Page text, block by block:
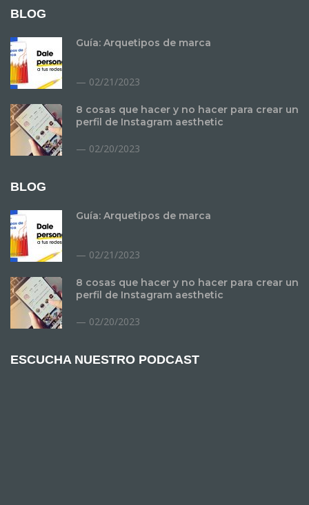
BLOG
Guía: Arquetipos de marca
02/21/2023
8 cosas que hacer y no hacer para crear un
perfil de Instagram aesthetic
02/20/2023
BLOG
Guía: Arquetipos de marca
02/21/2023
8 cosas que hacer y no hacer para crear un
perfil de Instagram aesthetic
02/20/2023
ESCUCHA NUESTRO PODCAST